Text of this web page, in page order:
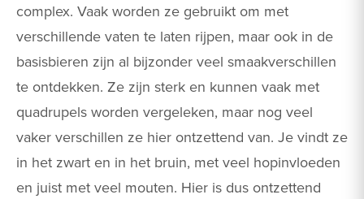
complex. Vaak worden ze gebruikt om met
verschillende vaten te laten rijpen, maar ook in de
basisbieren zijn al bijzonder veel smaakverschillen
te ontdekken. Ze zijn sterk en kunnen vaak met
quadrupels worden vergeleken, maar nog veel
vaker verschillen ze hier ontzettend van. Je vindt ze
in het zwart en in het bruin, met veel hopinvloeden
en juist met veel mouten. Hier is dus ontzettend